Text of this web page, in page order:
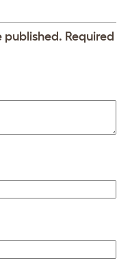
published. Required